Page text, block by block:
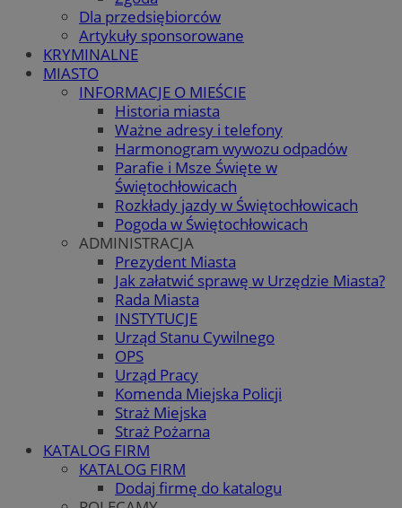
Dla przedsiębiorców
Artykuły sponsorowane
KRYMINALNE
MIASTO
INFORMACJE O MIEŚCIE
Historia miasta
Ważne adresy i telefony
Harmonogram wywozu odpadów
Parafie i Msze Święte w
Świętochłowicach
Rozkłady jazdy w Świętochłowicach
Pogoda w Świętochłowicach
ADMINISTRACJA
Prezydent Miasta
Jak załatwić sprawę w Urzędzie Miasta?
Rada Miasta
INSTYTUCJE
Urząd Stanu Cywilnego
OPS
Urząd Pracy
Komenda Miejska Policji
Straż Miejska
Straż Pożarna
KATALOG FIRM
KATALOG FIRM
Dodaj firmę do katalogu